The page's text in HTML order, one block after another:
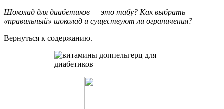
Шоколад для диабетиков — это табу? Как выбрать
«правильный» шоколад и существуют ли ограничения?
Вернуться к содержанию.